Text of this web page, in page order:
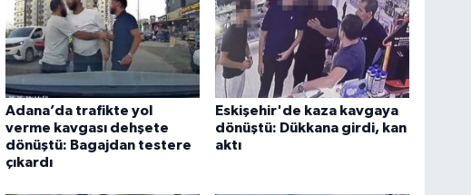
Adana’da trafikte yol
verme kavgası dehşete
dönüştü: Bagajdan testere
çıkardı
Eskişehir'de kaza kavgaya
dönüştü: Dükkana girdi, kan
aktı